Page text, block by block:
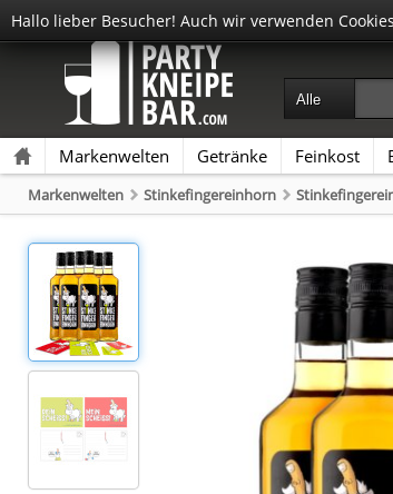
Markenwelten Getränke Feinkost
Markenwelten Stinkefingereinhorn
Hallo lieber Besucher! Auch wir verwenden